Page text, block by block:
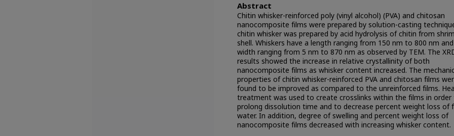
Abstract
Chitin whisker-reinforced poly (vinyl alcohol) (PVA) and chitosan
nanocomposite films were prepared by solution-casting
chitin whisker was prepared by acid hydrolysis of chitin from
shell. Whiskers have a length ranging from 150 nm to 800 nm
width ranging from 5 nm to 870 nm as observed by TEM. The
results showed the increase in relative crystallinity of both
nanocomposite films as whisker content increased. The
properties of chitin whisker-reinforced PVA and chitosan films
found to be improved as compared to the unreinforced films.
treatment was used to create crosslinks within the films in order
prolong dissolution time and to decrease percent weight loss of
water. In addition, degree of swelling and percent weight loss of
nanocomposite films decreased with increasing whisker content.